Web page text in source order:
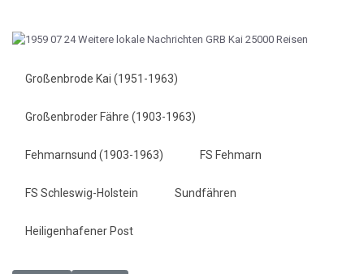
Großenbrode Kai (1951-1963)
Großenbroder Fähre (1903-1963)
Fehmarnsund (1903-1963) FS Fehmarn
FS Schleswig-Holstein Sundfähren
Heiligenhafener Post